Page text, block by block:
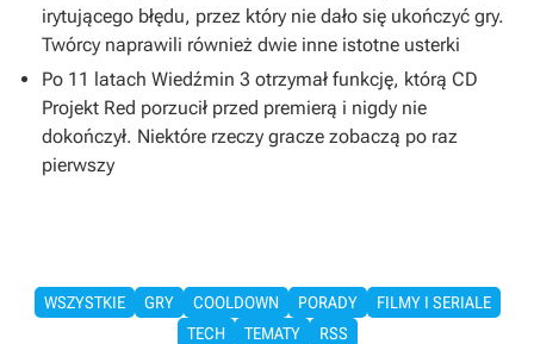
irytującego błędu, przez który nie dało się ukończyć gry.
Twórcy naprawili również dwie inne istotne usterki
Po 11 latach Wiedźmin 3 otrzymał funkcję, którą CD
Projekt Red porzucił przed premierą i nigdy nie
dokończył. Niektóre rzeczy gracze zobaczą po raz
pierwszy
WSZYSTKIE GRY COOLDOWN PORADY
FILMY I SERIALE
TECH
TEMATY RSS